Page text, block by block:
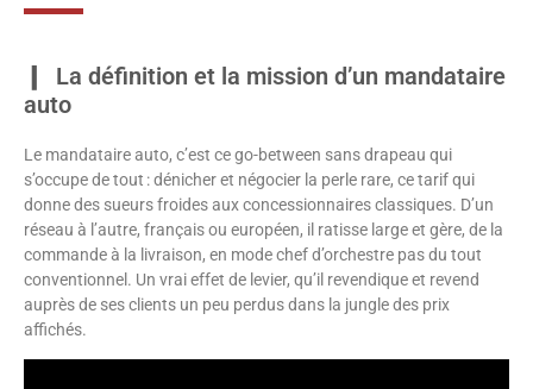
La définition et la mission d’un mandataire
auto
Le mandataire auto, c’est ce go-between sans drapeau qui
s’occupe de tout : dénicher et négocier la perle rare, ce tarif qui
donne des sueurs froides aux concessionnaires classiques. D’un
réseau à l’autre, français ou européen, il ratisse large et gère, de la
commande à la livraison, en mode chef d’orchestre pas du tout
conventionnel. Un vrai effet de levier, qu’il revendique et revend
auprès de ses clients un peu perdus dans la jungle des prix
affichés.